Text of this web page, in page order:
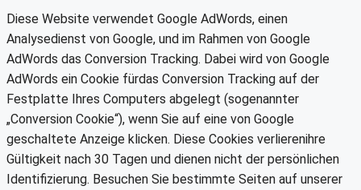
Diese Website verwendet Google AdWords, einen
Analysedienst von Google, und im Rahmen von Google
AdWords das Conversion Tracking. Dabei wird von Google
AdWords ein Cookie fürdas Conversion Tracking auf der
Festplatte Ihres Computers abgelegt (sogenannter
„Conversion Cookie“), wenn Sie auf eine von Google
geschaltete Anzeige klicken. Diese Cookies verlierenihre
Gültigkeit nach 30 Tagen und dienen nicht der persönlichen
Identifizierung. Besuchen Sie bestimmte Seiten auf unserer